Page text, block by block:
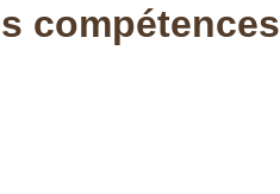
compétences